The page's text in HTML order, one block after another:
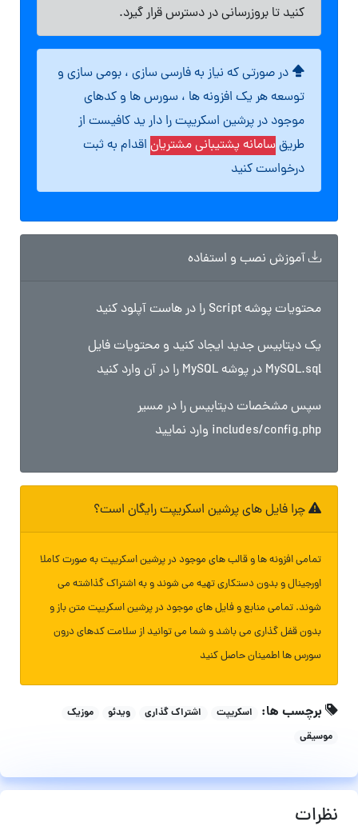
کنید تا بروزرسانی در دسترس قرار گیرد.
در صورتی که نیاز به فارسی سازی ، بومی سازی و
توسعه هر یک افزونه ها ، سورس ها و کدهای
موجود در پرشین اسکریپت را دار ید کافیست از
طریقسامانه پشتیبانی مشتریان اقدام به ثبت
درخواست کنید
آموزش نصب و استفاده
محتویات پوشه Script را در هاست آپلود کنید
یک دیتابیس جدید ایجاد کنید و محتویات فایل
MySQL.sql در پوشه MySQL را در آن وارد کنید
سپس مشخصات دیتابیس را در مسیر
includes/config.php وارد نمایید
چرا فایل های پرشین اسکریپت رایگان است؟
تمامی افزونه ها و قالب های موجود در پرشین اسکریپت به صورت کاملا
اورجینال و بدون دستکاری تهیه می شوند و به اشتراک گذاشته می
شوند. تمامی منابع و فایل های موجود در پرشین اسکریپت متن باز و
بدون قفل گذاری می باشد و شما می توانید از سلامت کدهای درون
سورس ها اطمینان حاصل کنید
برچسب ها: اسکریپت اشتراک گذاری ویدئو
موزیک
موسیقی
نظرات